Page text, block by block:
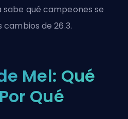
qué campeones se
de 26.3.
Mel: Qué
Qué